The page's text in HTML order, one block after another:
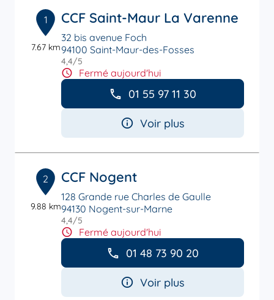
1
7.67 km
CCF Saint-Maur La Varenne
32 bis avenue Foch
94100 Saint-Maur-des-Fosses
4,4/5
Fermé aujourd'hui
01 55 97 11 30
Voir plus
2
9.88 km
CCF Nogent
128 Grande rue Charles de Gaulle
94130 Nogent-sur-Marne
4,4/5
Fermé aujourd'hui
01 48 73 90 20
Voir plus